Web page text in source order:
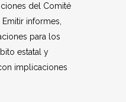
del Comité
informes,
para los
estatal y
implicaciones